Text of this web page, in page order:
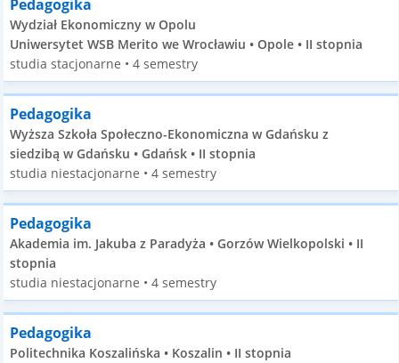
Pedagogika
Wydział Ekonomiczny w Opolu
Uniwersytet WSB Merito we Wrocławiu • Opole • II stopnia
studia stacjonarne • 4 semestry
Pedagogika
Wyższa Szkoła Społeczno-Ekonomiczna w Gdańsku z
siedzibą w Gdańsku • Gdańsk • II stopnia
studia niestacjonarne • 4 semestry
Pedagogika
Akademia im. Jakuba z Paradyża • Gorzów Wielkopolski • II
stopnia
studia niestacjonarne • 4 semestry
Pedagogika
Politechnika Koszalińska • Koszalin • II stopnia